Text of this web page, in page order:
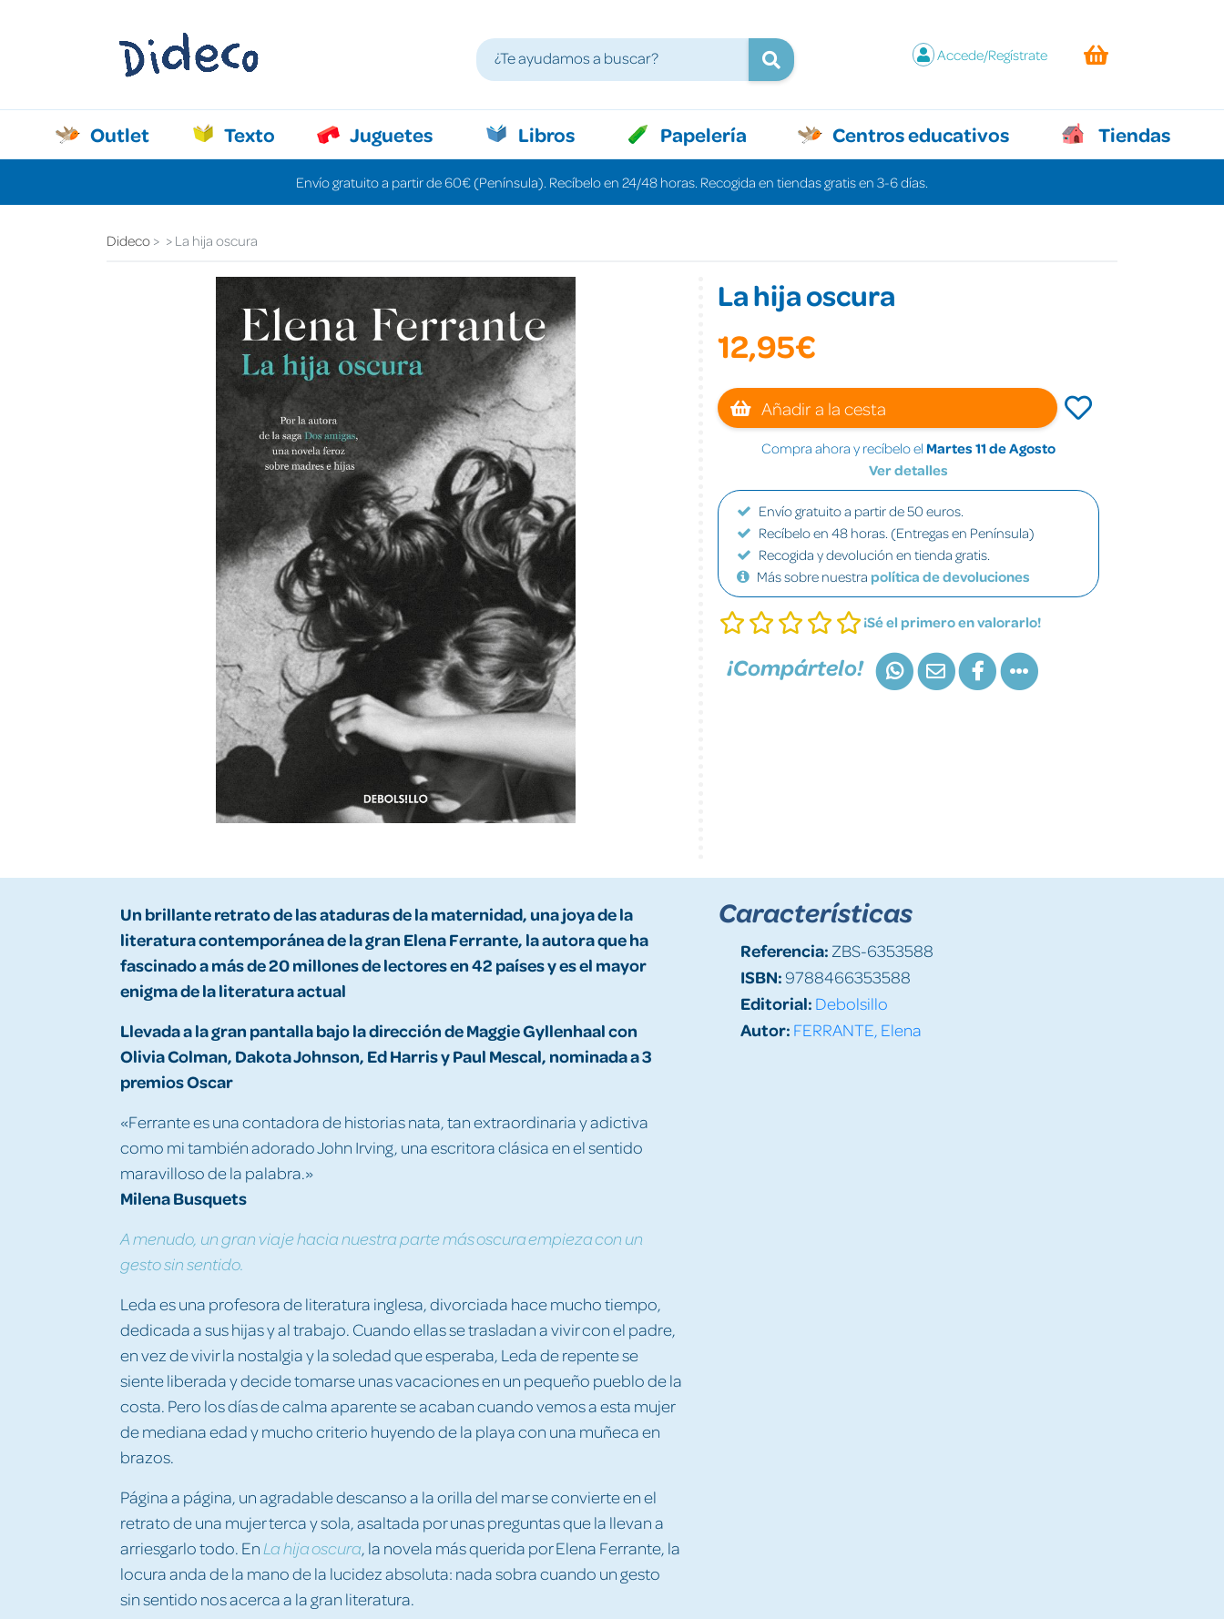
Accede/Regístrate
Outlet Texto Juguetes Libros Papelería Centros educativos Tiendas
Envío gratuito a partir de 60€ (Península). Recíbelo en 24/48 horas. Recogida en tiendas gratis en 3-6 días.
Dideco La hija oscura
La hija oscura
12,95€
Añadir a la cesta
Compra ahora y recíbelo el Martes 11 de Agosto
Ver detalles
Envío gratuito a partir de 50 euros.
Recíbelo en 48 horas. (Entregas en Península)
Recogida y devolución en tienda gratis.
Más sobre nuestra política de devoluciones
¡Sé el primero en valorarlo!
¡Compártelo!
Un brillante retrato de las ataduras de la maternidad, una joya de la
literatura contemporánea de la gran Elena Ferrante, la autora que ha
fascinado a más de 20 millones de lectores en 42 países y es el mayor
enigma de la literatura actual
Llevada a la gran pantalla bajo la dirección de Maggie Gyllenhaal con
Olivia Colman, Dakota Johnson, Ed Harris y Paul Mescal, nominada a 3
premios Oscar
«Ferrante es una contadora de historias nata, tan extraordinaria y adictiva
como mi también adorado John Irving, una escritora clásica en el sentido
maravilloso de la palabra.»
Milena Busquets
A menudo, un gran viaje hacia nuestra parte más oscura empieza con un
gesto sin sentido.
Leda es una profesora de literatura inglesa, divorciada hace mucho tiempo,
dedicada a sus hijas y al trabajo. Cuando ellas se trasladan a vivir con el padre,
en vez de vivir la nostalgia y la soledad que esperaba, Leda de repente se
siente liberada y decide tomarse unas vacaciones en un pequeño pueblo de la
costa. Pero los días de calma aparente se acaban cuando vemos a esta mujer
de mediana edad y mucho criterio huyendo de la playa con una muñeca en
brazos.
Página a página, un agradable descanso a la orilla del mar se convierte en el
retrato de una mujer terca y sola, asaltada por unas preguntas que la llevan a
arriesgarlo todo. En La hija oscura, la novela más querida por Elena Ferrante, la
locura anda de la mano de la lucidez absoluta: nada sobra cuando un gesto
sin sentido nos acerca a la gran literatura.
Características
Referencia: ZBS-6353588
ISBN:9788466353588
Editorial: Debolsillo
Autor: FERRANTE, Elena